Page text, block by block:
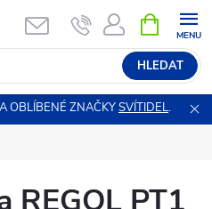
HLEDAT
NÁKUPNÍ
KOŠÍK
OBLÍBENÉ ZNAČKYSVÍTIDEL.